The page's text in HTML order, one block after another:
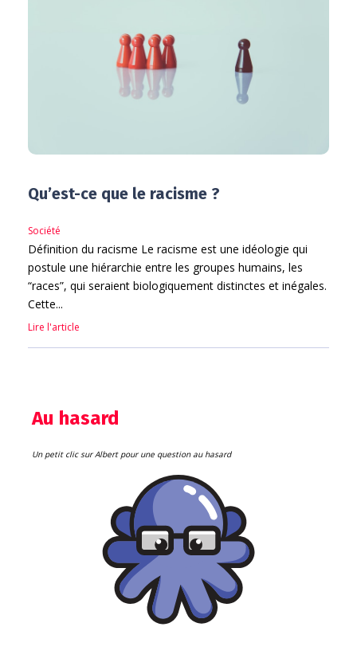
Qu’est-ce que le racisme ?
Société
Définition du racisme Le racisme est une idéologie qui
postule une hiérarchie entre les groupes humains, les
“races”, qui seraient biologiquement distinctes et inégales.
Cette...
Lire l'article
Au hasard
Un petit clic sur Albert pour une question au hasard